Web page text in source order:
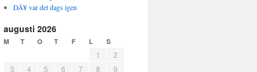
DÃ¥ var det dags igen
augusti 2026
M T O T F L S
1
2
3
4 5 6 7 8
9